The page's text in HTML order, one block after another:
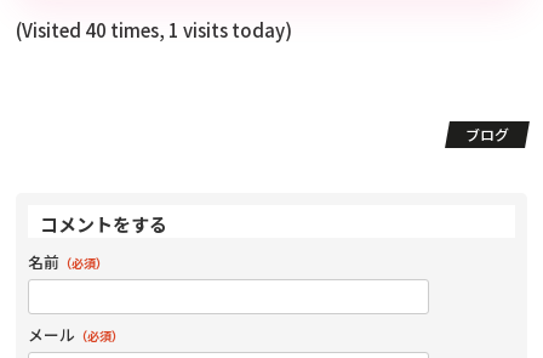
(Visited 40 times, 1 visits today)
ブログ
コメントをする
名前 （必須）
メール （必須）